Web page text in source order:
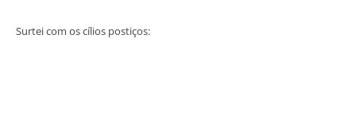
Surtei com os cílios postiços: